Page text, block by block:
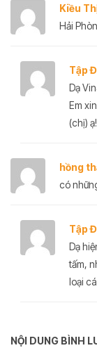
Kiều
Hải
Tập
Dạ
Em
(chị) ạ!
hồng
có
Tập
Dạ
tấm,
loại
NỘI DUNG BÌNH